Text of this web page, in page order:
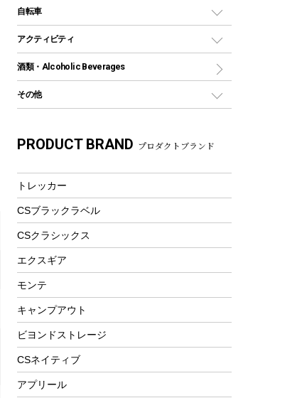
ポール
グランドシート
ツール
焚き火台&ストーブ
火起こし
バーベキューツール
燃料・着火剤・炭
クッキングツール
ナイフ
カトラリー
マグカップ、カップ
フードボトル
コーヒー&ミル
トレー
ランチョンマット
ランチボックス
ピクニックセット
ディズニーボトル
保冷剤
リュック、バックパック
トートバッグ、サコッシュ
ショッピングキャリー
その他アウトドア雑貨
レイン
ツール、他
インフレータブル
カヤック
パドル
ヘルメット
アクセサリー
自転車
折りたたみ自転車
スポーツサイクル
シティサイクル
自転車用アクセサリー
自転車ウェア
アクティビティ
マリン
ラッシュガード
テント
フローティングベスト
ヘルメット
エアーポンプ
ウィンター
防寒ウェア
ツール&アクセサリー
トレッキング
トレッキングステッキ
酒類・Alcoholic Beverages
その他
湯たんぽ
PRODUCT BRAND プロダクトブランド
トレッカー
CSブラックラベル
CSクラシックス
エクスギア
モンテ
キャンプアウト
ビヨンドストレージ
CSネイティブ
アプリール